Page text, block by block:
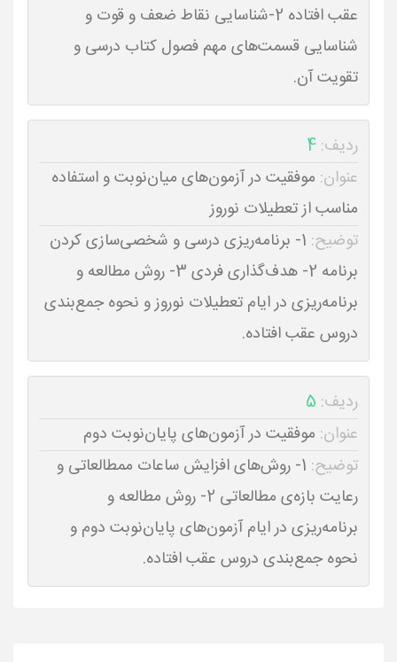
عقب افتاده 2-شناسایی نقاط ضعف و قوت و
شناسایی قسمت‌های مهم فصول کتاب درسی و
تقویت آن.
ردیف: 4
عنوان: موفقیت در آزمون‌های میان‌نوبت و استفاده
مناسب از تعطیلات نوروز
توضیح: 1- برنامه‌ریزی درسی و شخصی‌سازی کردن
برنامه 2- هدف‌گذاری فردی 3- روش مطالعه و
برنامه‌ریزی در ایام تعطیلات نوروز و نحوه جمع‌بندی
دروس عقب افتاده.
ردیف: 5
عنوان: موفقیت در آزمون‌های پایان‌نوبت دوم
توضیح: 1- روش‌های افزایش ساعات ممطالعاتی و
رعایت بازه‌ی مطالعاتی 2- روش مطالعه و
برنامه‌ریزی در ایام آزمون‌های پایان‌نوبت دوم و
نحوه جمع‌بندی دروس عقب افتاده.